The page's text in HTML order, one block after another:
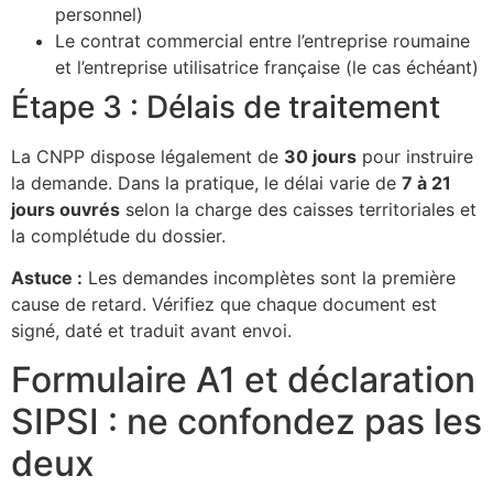
personnel)
Le contrat commercial entre l’entreprise roumaine
et l’entreprise utilisatrice française (le cas échéant)
Étape 3 : Délais de traitement
La CNPP dispose légalement de 30 jours pour instruire
la demande. Dans la pratique, le délai varie de 7 à 21
jours ouvrés selon la charge des caisses territoriales et
la complétude du dossier.
Astuce : Les demandes incomplètes sont la première
cause de retard. Vérifiez que chaque document est
signé, daté et traduit avant envoi.
Formulaire A1 et déclaration
SIPSI : ne confondez pas les
deux